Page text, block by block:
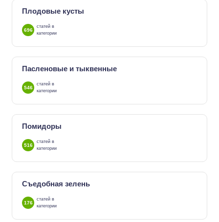
Плодовые кусты
696
статей в
категории
Пасленовые и тыквенные
546
статей в
категории
Помидоры
516
статей в
категории
Съедобная зелень
176
статей в
категории